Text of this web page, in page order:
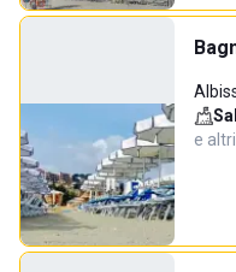
e altri